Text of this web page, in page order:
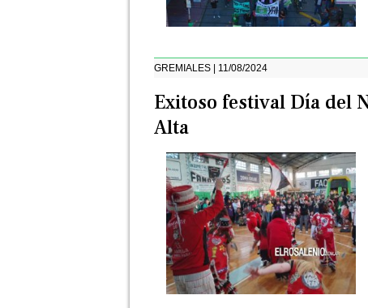
GREMIALES | 11/08/2024
Exitoso festival Día del
Alta